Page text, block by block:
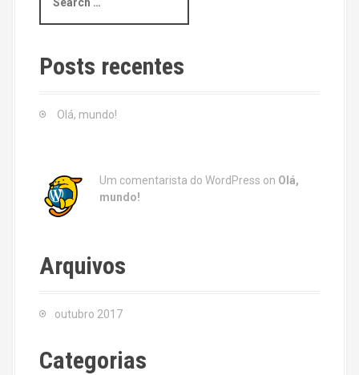
a
c
h
Posts recentes
Olá, mundo!
Um comentarista do WordPress on Olá,
mundo!
Arquivos
outubro 2017
Categorias